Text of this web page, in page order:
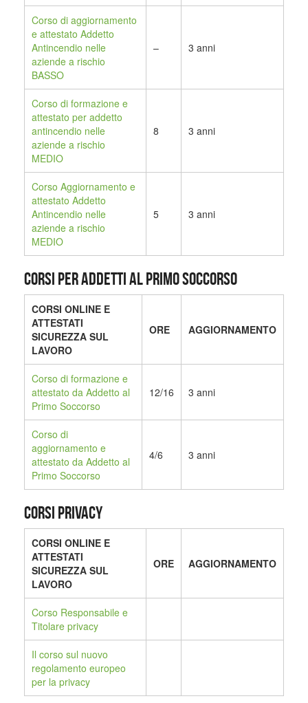
Corso di aggiornamento
e attestato Addetto
Antincendio nelle
aziende a rischio
BASSO
– 3 anni
Corso di formazione e
attestato per addetto
antincendio nelle
aziende a rischio
MEDIO
8 3 anni
Corso Aggiornamento e
attestato Addetto
Antincendio nelle
aziende a rischio
MEDIO
5 3 anni
CORSI PER ADDETTI AL PRIMO SOCCORSO
CORSI ONLINE E
ATTESTATI
SICUREZZA SUL
LAVORO
ORE AGGIORNAMENTO
Corso di formazione e
attestato da Addetto al
Primo Soccorso
12/16 3 anni
Corso di
aggiornamento e
attestato da Addetto al
Primo Soccorso
4/6 3 anni
CORSI PRIVACY
CORSI ONLINE E
ATTESTATI
SICUREZZA SUL
LAVORO
ORE AGGIORNAMENTO
Corso Responsabile e
Titolare privacy
Il corso sul nuovo
regolamento europeo
per la privacy